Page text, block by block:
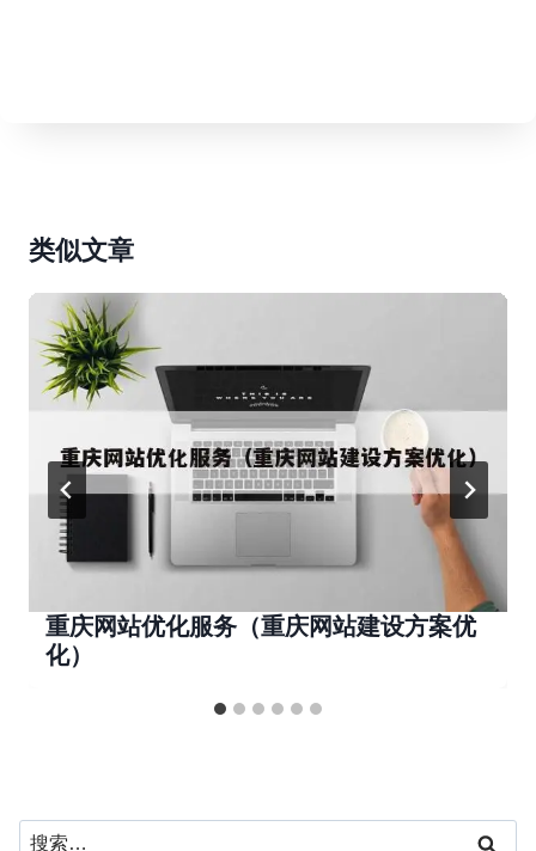
类似文章
重庆网站优化服务（重庆网站建设方案优
化）
搜